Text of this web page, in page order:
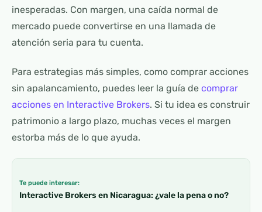
inesperadas. Con margen, una caída normal de
mercado puede convertirse en una llamada de
atención seria para tu cuenta.
Para estrategias más simples, como comprar acciones
sin apalancamiento, puedes leer la guía de comprar
acciones en Interactive Brokers. Si tu idea es construir
patrimonio a largo plazo, muchas veces el margen
estorba más de lo que ayuda.
Te puede interesar:
Interactive Brokers en Nicaragua: ¿vale la pena o no?